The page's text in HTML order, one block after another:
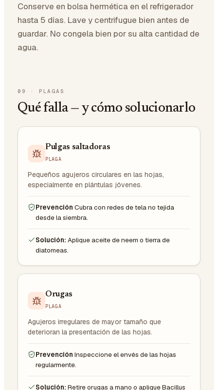
Conserve en bolsa hermética en el refrigerador
hasta 5 días. Lave y centrifugue bien antes de
guardar. No congela bien por su alta cantidad de
agua.
09 · PLAGAS
Qué falla — y cómo solucionarlo
Pulgas saltadoras
PLAGA
Pequeños agujeros circulares en las hojas,
especialmente en plántulas jóvenes.
Prevención Cubra con redes de tela no tejida
desde la siembra.
Solución: Aplique aceite de neem o tierra de
diatomeas.
Orugas
PLAGA
Agujeros irregulares de mayor tamaño que
deterioran la presentación de las hojas.
Prevención Inspeccione el envés de las hojas
regularmente.
Solución: Retire orugas a mano o aplique Bacillus